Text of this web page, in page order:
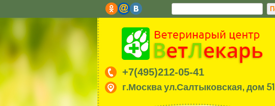
+7(495)212-05-41
г.Москва ул.Салтыковская, дом 51